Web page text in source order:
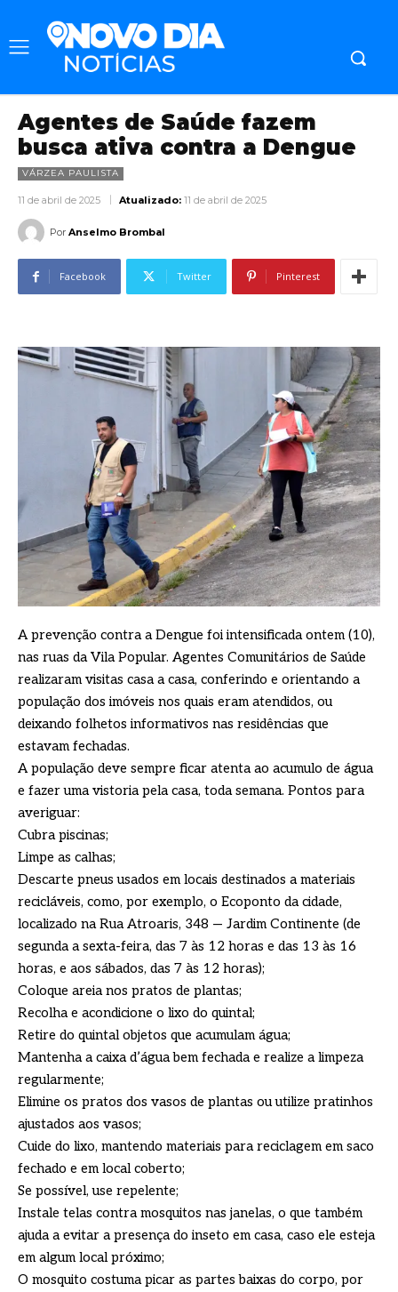
Agentes de Saúde fazem
busca ativa contra a Dengue
VÁRZEA PAULISTA
11 de abril de 2025 Atualizado: 11 de abril de 2025
Por Anselmo Brombal
Facebook Twitter Pinterest
A prevenção contra a Dengue foi intensificada ontem (10),
nas ruas da Vila Popular. Agentes Comunitários de Saúde
realizaram visitas casa a casa, conferindo e orientando a
população dos imóveis nos quais eram atendidos, ou
deixando folhetos informativos nas residências que
estavam fechadas.
A população deve sempre ficar atenta ao acumulo de água
e fazer uma vistoria pela casa, toda semana. Pontos para
averiguar:
Cubra piscinas;
Limpe as calhas;
Descarte pneus usados em locais destinados a materiais
recicláveis, como, por exemplo, o Ecoponto da cidade,
localizado na Rua Atroaris, 348 — Jardim Continente (de
segunda a sexta-feira, das 7 às 12 horas e das 13 às 16
horas, e aos sábados, das 7 às 12 horas);
Coloque areia nos pratos de plantas;
Recolha e acondicione o lixo do quintal;
Retire do quintal objetos que acumulam água;
Mantenha a caixa d’água bem fechada e realize a limpeza
regularmente;
Elimine os pratos dos vasos de plantas ou utilize pratinhos
ajustados aos vasos;
Cuide do lixo, mantendo materiais para reciclagem em saco
fechado e em local coberto;
Se possível, use repelente;
Instale telas contra mosquitos nas janelas, o que também
ajuda a evitar a presença do inseto em casa, caso ele esteja
em algum local próximo;
O mosquito costuma picar as partes baixas do corpo, por